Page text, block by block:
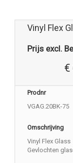
Vinyl Flex
Prijs excl.
€
Prodnr
VGAG.20BK-75
Omschrijving
Vinyl Flex Glass
Gevlochten